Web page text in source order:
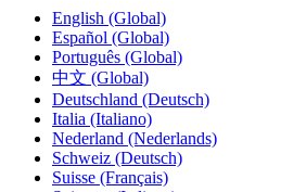
English (Global)
Español (Global)
Português (Global)
中文 (Global)
Deutschland (Deutsch)
Italia (Italiano)
Nederland (Nederlands)
Schweiz (Deutsch)
Suisse (Français)